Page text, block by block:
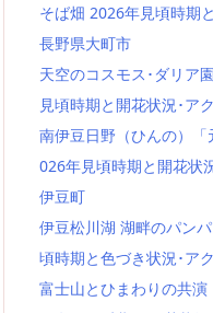
そば畑 2026年見頃時期
長野県大町市
天空のコスモス･ダリア
見頃時期と開花状況･ア
南伊豆日野（ひんの）
026年見頃時期と開花状
伊豆町
伊豆松川湖 湖畔のパン
頃時期と色づき状況･ア
富士山とひまわりの共